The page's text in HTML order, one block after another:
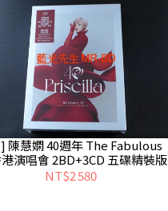
陳慧嫻 40週年 The Fabulous
演唱會 2BD+3CD 五碟精裝版
NT$2 580